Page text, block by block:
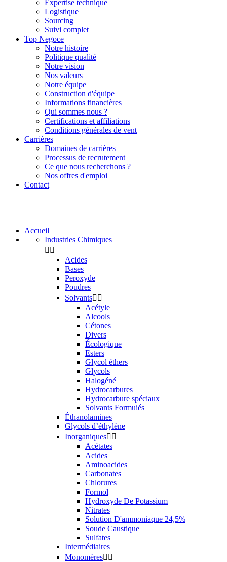
Expertise technique
Logistique
Sourcing
Suivi complet
Top Negoce
Notre histoire
Politique qualité
Notre vision
Nos valeurs
Notre équipe
Construction d'équipe
Informations financières
Qui sommes nous ?
Certifications et affiliations
Conditions générales de vent
Carrières
Domaines de carrières
Processus de recrutement
Ce que nous recherchons ?
Nos offres d'emploi
Contact
Accueil
Industries Chimiques
 
Acides
Bases
Peroxyde
Poudres
Solvants 
Acétyle
Alcools
Cétones
Divers
Écologique
Esters
Glycol éthers
Glycols
Halogéné
Hydrocarbures
Hydrocarbure spéciaux
Solvants Formuiés
Éthanolamines
Glycols d’éthylène
Inorganiques 
Acétates
Acides
Aminoacides
Carbonates
Chlorures
Formol
Hydroxyde De Potassium
Nitrates
Solution D'ammoniaque 24,5%
Soude Caustique
Sulfates
Intermédiaires
Monomères 